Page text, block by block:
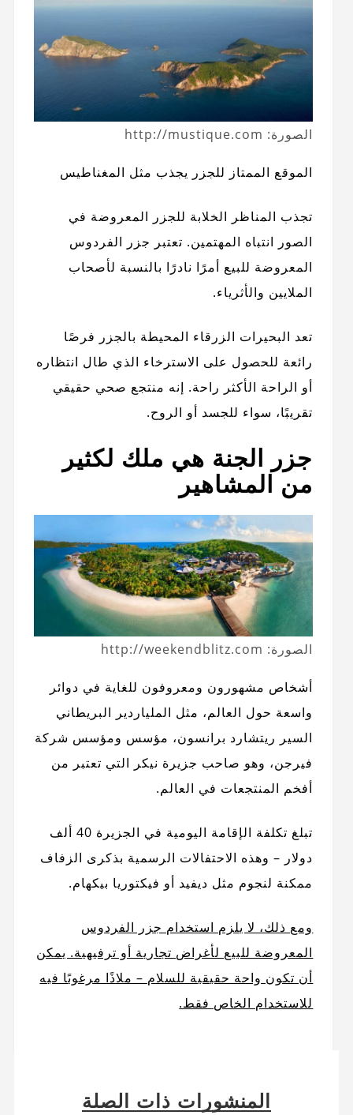
الصورة: http://mustique.com
الموقع الممتاز للجزر يجذب مثل المغناطيس
تجذب المناظر الخلابة للجزر المعروضة في
الصور انتباه المهتمين. تعتبر جزر الفردوس
المعروضة للبيع أمرًا نادرًا بالنسبة لأصحاب
الملايين والأثرياء.
تعد البحيرات الزرقاء المحيطة بالجزر فرصًا
رائعة للحصول على الاسترخاء الذي طال انتظاره
أو الراحة الأكثر راحة. إنه منتجع صحي حقيقي
تقريبًا، سواء للجسد أو الروح.
جزر الجنة هي ملك لكثير
من المشاهير
الصورة: http://weekendblitz.com
أشخاص مشهورون ومعروفون للغاية في دوائر
واسعة حول العالم، مثل الملياردير البريطاني
السير ريتشارد برانسون، مؤسس ومؤسس شركة
فيرجن، وهو صاحب جزيرة نيكر التي تعتبر من
أفخم المنتجعات في العالم.
تبلغ تكلفة الإقامة اليومية في الجزيرة 40 ألف
دولار – وهذه الاحتفالات الرسمية بذكرى الزفاف
ممكنة لنجوم مثل ديفيد أو فيكتوريا بيكهام.
ومع ذلك، لا يلزم استخدام جزر الفردوس
المعروضة للبيع لأغراض تجارية أو ترفيهية. يمكن
أن تكون واحة حقيقية للسلام – ملاذًا مرغوبًا فيه
للاستخدام الخاص فقط.
المنشورات ذات الصلة